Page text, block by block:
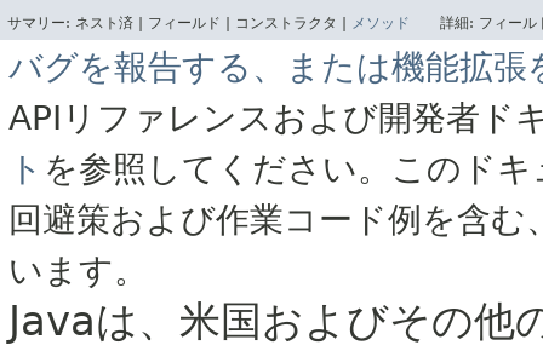
サマリー: ネスト済 | フィールド | コンストラクタ | メソッド 詳細: フィー
バグを報告する、または機能拡張
APIリファレンスおよび開発者ド
ト を参照してください。このド
回避策および作業コード例を含
います。
Javaは、米国およびその